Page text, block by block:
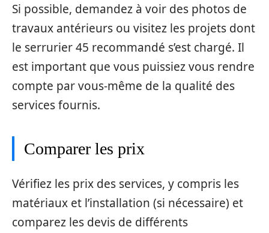
Si possible, demandez à voir des photos de
travaux antérieurs ou visitez les projets dont
le serrurier 45 recommandé s’est chargé. Il
est important que vous puissiez vous rendre
compte par vous-même de la qualité des
services fournis.
Comparer les prix
Vérifiez les prix des services, y compris les
matériaux et l’installation (si nécessaire) et
comparez les devis de différents